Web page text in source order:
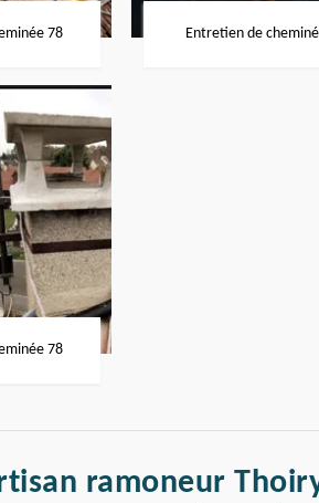
78 Entretien de
78
ramoneur